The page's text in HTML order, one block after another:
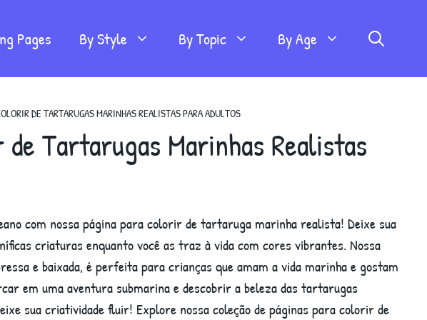
Pages By Style By Topic By Age
DE TARTARUGAS MARINHAS REALISTAS PARA ADULTOS
Tartarugas Marinhas Realistas
com nossa página para colorir de tartaruga marinha realista! Deixe sua
criaturas enquanto você as traz à vida com cores vibrantes. Nossa
e baixada, é perfeita para crianças que amam a vida marinha e gostam
em uma aventura submarina e descobrir a beleza das tartarugas
sua criatividade fluir! Explore nossa coleção de páginas para colorir de